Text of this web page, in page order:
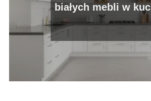
białych mebli w
Oto najlepsze